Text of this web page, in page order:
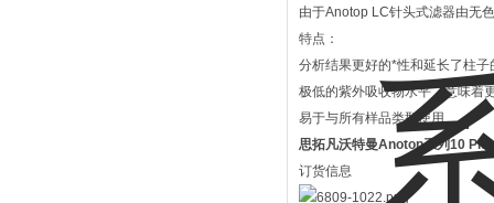
由于Anotop LC针头式滤器由无
特点：
分析结果更好的*性和延长了柱子
极低的紫外吸收物水平，意味着
易于与所有样品类型使用
思拓凡沃特曼Anotop系列10
订货信息